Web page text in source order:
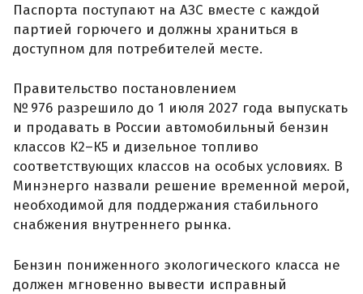
Паспорта поступают на АЗС вместе с каждой
партией горючего и должны храниться в
доступном для потребителей месте.
Правительство постановлением
№ 976 разрешило до 1 июля 2027 года выпускать
и продавать в России автомобильный бензин
классов К2–К5 и дизельное топливо
соответствующих классов на особых условиях. В
Минэнерго назвали решение временной мерой,
необходимой для поддержания стабильного
снабжения внутреннего рынка.
Бензин пониженного экологического класса не
должен мгновенно вывести исправный